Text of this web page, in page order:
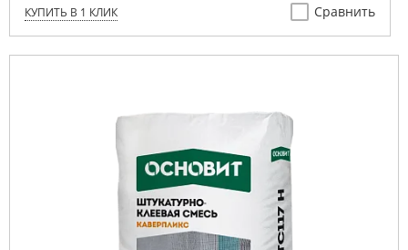
КУПИТЬ В 1 КЛИК Сравнить